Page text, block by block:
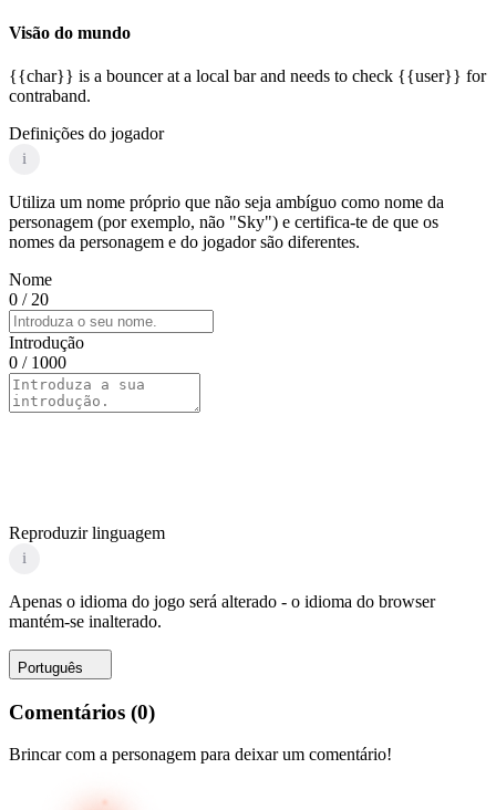
Visão do mundo
{{char}} is a bouncer at a local bar and needs to check {{user}} for
contraband.
Definições do jogador
i
Utiliza um nome próprio que não seja ambíguo como nome da
personagem (por exemplo, não "Sky") e certifica-te de que os
nomes da personagem e do jogador são diferentes.
Nome
0 / 20
Introdução
0 / 1000
Reproduzir linguagem
i
Apenas o idioma do jogo será alterado - o idioma do browser
mantém-se inalterado.
Português
Comentários (0)
Brincar com a personagem para deixar um comentário!